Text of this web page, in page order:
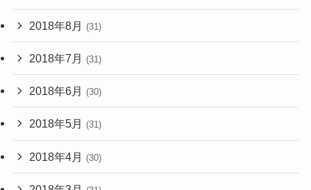
2018年8月 (31)
2018年7月 (31)
2018年6月 (30)
2018年5月 (31)
2018年4月 (30)